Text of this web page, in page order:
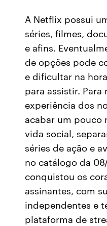
A Netflix possui
séries, filmes,
e afins.
de opções pode
e dificultar na
para assistir. Para
experiência dos
acabar um pouco
vida social,
séries de ação e
no catálogo da
conquistou os
assinantes, com
independentes e
plataforma de